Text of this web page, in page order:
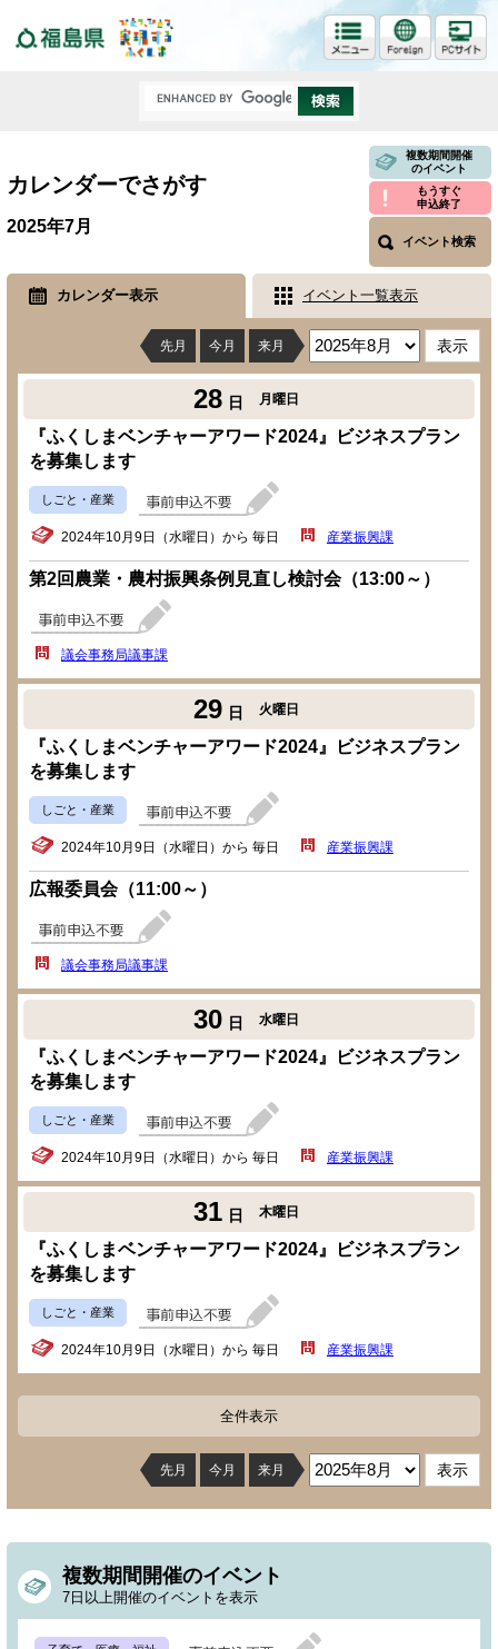
カレンダーでさがす
複数期間開催
のイベント
もうすぐ
申込終了
イベント検索
2025年7月
カレンダー表示 イベント一覧表示
先月 今月 来月
28 日 月曜日
『ふくしまベンチャーアワード2024』ビジネスプラン
を募集します
しごと・産業
2024年10月9日（水曜日）から 毎日 産業振興課
第2回農業・農村振興条例見直し検討会（13:00～）
議会事務局議事課
29 日 火曜日
『ふくしまベンチャーアワード2024』ビジネスプラン
を募集します
しごと・産業
2024年10月9日（水曜日）から 毎日 産業振興課
広報委員会（11:00～）
議会事務局議事課
30 日 水曜日
『ふくしまベンチャーアワード2024』ビジネスプラン
を募集します
しごと・産業
2024年10月9日（水曜日）から 毎日 産業振興課
31 日 木曜日
『ふくしまベンチャーアワード2024』ビジネスプラン
を募集します
しごと・産業
2024年10月9日（水曜日）から 毎日 産業振興課
全件表示
先月 今月 来月
複数期間開催のイベント
7日以上開催のイベントを表示